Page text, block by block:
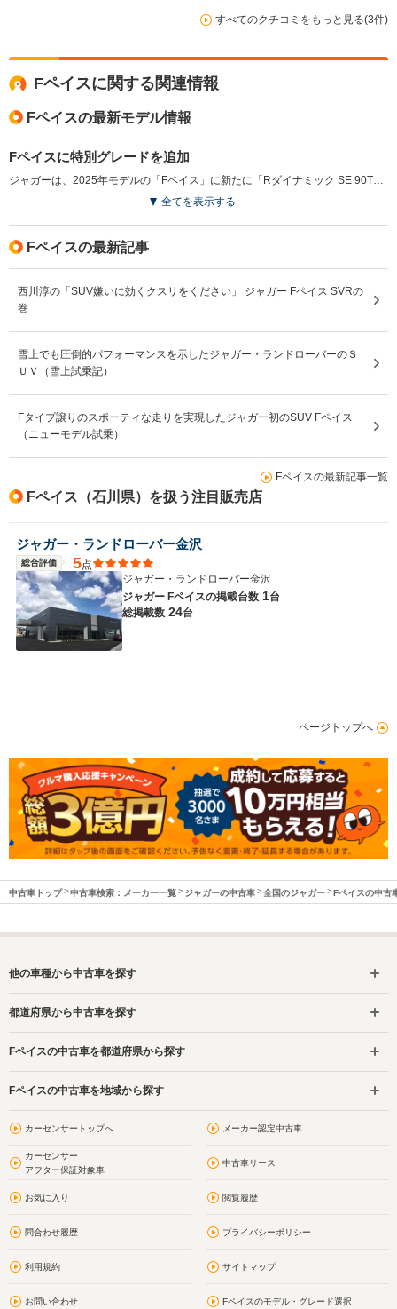
すべてのクチコミをもっと見る(3件)
Fペイスに関する関連情報
Fペイスの最新モデル情報
Fペイスに特別グレードを追加
全てを表示する
Fペイスの最新記事
西川淳の「SUV嫌いに効くクスリをください」 ジャガー Fペイス SVRの
巻
雪上でも圧倒的パフォーマンスを示したジャガー・ランドローバーのＳ
ＵＶ（雪上試乗記）
Fタイプ譲りのスポーティな走りを実現したジャガー初のSUV Fペイス
（ニューモデル試乗）
Fペイスの最新記事一覧
Fペイス（石川県）を扱う注目販売店
ジャガー・ランドローバー金沢
総合評価 5点
ジャガー・ランドローバー金沢
ジャガー Fペイスの掲載台数 1台
総掲載数 24台
ページトップへ
中古車トップ 中古車検索：メーカー一覧 ジャガーの中古車 全国のジャガー Fペイスの中古
他の車種から中古車を探す
都道府県から中古車を探す
Fペイスの中古車を都道府県から探す
Fペイスの中古車を地域から探す
カーセンサートップへ メーカー認定中古車
カーセンサー
アフター保証対象車
中古車リース
お気に入り 閲覧履歴
問合わせ履歴 プライバシーポリシー
利用規約 サイトマップ
お問い合わせ Fペイスのモデル・グレード選択